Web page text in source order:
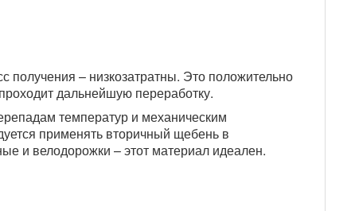
– низкозатратны. Это положительно
дальнейшую переработку.
температур и механическим
применять вторичный щебень в
и велодорожки – этот материал идеален.